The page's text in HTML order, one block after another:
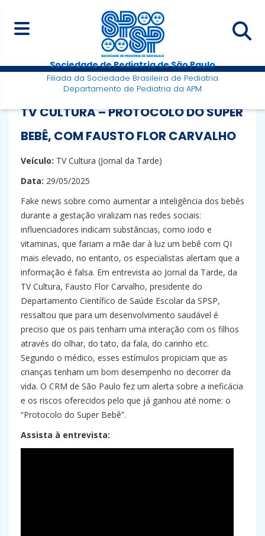
Sociedade de Pediatria de São Paulo
Filiada da Sociedade Brasileira de Pediatria
Departamento de Pediatria da APM
TV CULTURA – PROTOCOLO DO SUPER
BEBÊ, COM FAUSTO FLOR CARVALHO
Veículo: TV Cultura (Jornal da Tarde)
Data: 29/05/2025
Fake news sobre como aumentar a inteligência dos bebês
durante a gestação viralizam nas redes sociais:
influenciadores indicam substâncias, como iodo e
vitaminas, que fariam a mãe dar à luz um bebê com QI
mais elevado, no entanto, os especialistas alertam que a
informação é falsa. Em entrevista ao Jornal da Tarde, da
TV Cultura, Fausto Flor Carvalho, presidente do
Departamento Científico de Saúde Escolar da SPSP,
ressaltou que para um desenvolvimento saudável é
preciso que os pais tenham uma interação com os filhos
através do olhar, do tato, da fala, do carinho etc.
Segundo o médico, esses estímulos propiciam que as
crianças tenham um bom desempenho no decorrer da
vida. O CRM de São Paulo fez um alerta sobre a ineficácia
e os riscos oferecidos pelo que já ganhou até nome: o
“Protocolo do Super Bebê”.
Assista à entrevista: